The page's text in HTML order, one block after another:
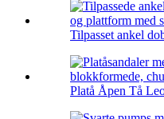
Tilpasset ankel
Platå Åpen Tå